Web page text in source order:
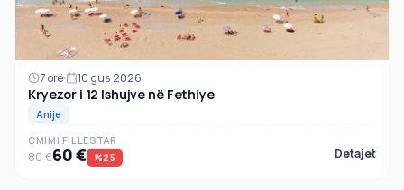
7 orë 10 gus 2026
Kryezor i 12 Ishujve në Fethiye
Anije
ÇMIMI FILLESTAR
80 €60 € %25 Detajet